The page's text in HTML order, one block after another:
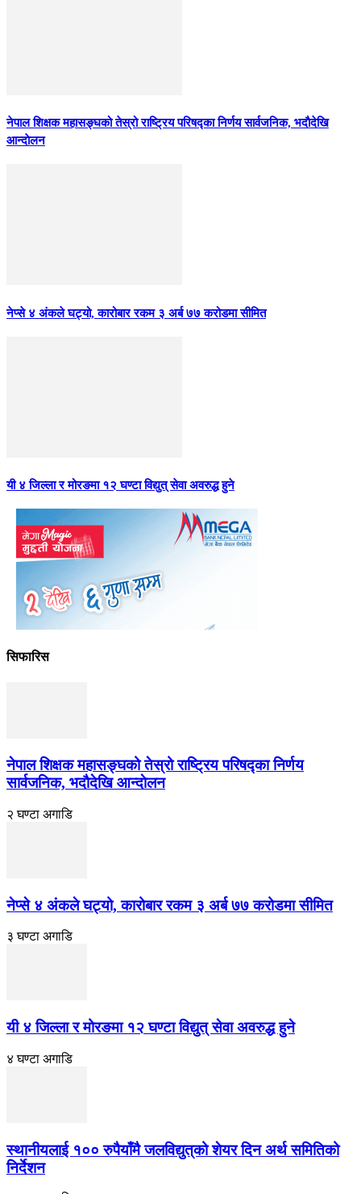
नेपाल शिक्षक महासङ्घको तेस्रो राष्ट्रिय परिषद्का निर्णय सार्वजनिक, भदाैदेखि
आन्दाेलन
नेप्से ४ अंकले घट्यो, कारोबार रकम ३ अर्ब ७७ करोडमा सीमित
यी ४ जिल्ला र मोरङमा १२ घण्टा विद्युत् सेवा अवरुद्ध हुने
सिफारिस
नेपाल शिक्षक महासङ्घको तेस्रो राष्ट्रिय परिषद्का निर्णय
सार्वजनिक, भदाैदेखि आन्दाेलन
२ घण्टा अगाडि
नेप्से ४ अंकले घट्यो, कारोबार रकम ३ अर्ब ७७ करोडमा सीमित
३ घण्टा अगाडि
यी ४ जिल्ला र मोरङमा १२ घण्टा विद्युत् सेवा अवरुद्ध हुने
४ घण्टा अगाडि
स्थानीयलाई १०० रुपैयाँमै जलविद्युत्‌को शेयर दिन अर्थ समितिको
निर्देशन